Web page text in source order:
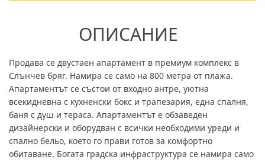
ОПИСАНИЕ
Продава се двустаен апартамент в премиум комплекс в
Слънчев бряг. Намира се само на 800 метра от плажа.
Апартаментът се състои от входно антре, уютна
всекидневна с кухненски бокс и трапезария, една спалня,
баня с душ и тераса. Апартаментът е обзаведен
дизайнерски и оборудван с всички необходими уреди и
спално бельо, което го прави готов за комфортно
обитаване. Богата градска инфраструктура се намира само